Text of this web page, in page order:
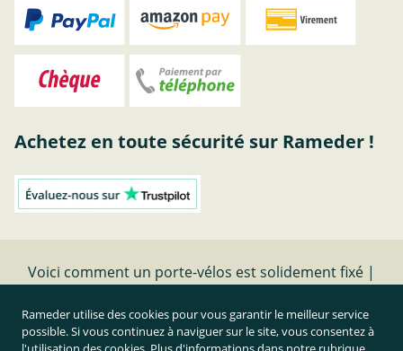
Achetez en toute sécurité sur Rameder !
Voici comment un porte-vélos est solidement fixé |
Résilier le contrat
Rameder utilise des cookies pour vous garantir le meilleur service
possible. Si vous continuez à naviguer sur le site, vous consentez à